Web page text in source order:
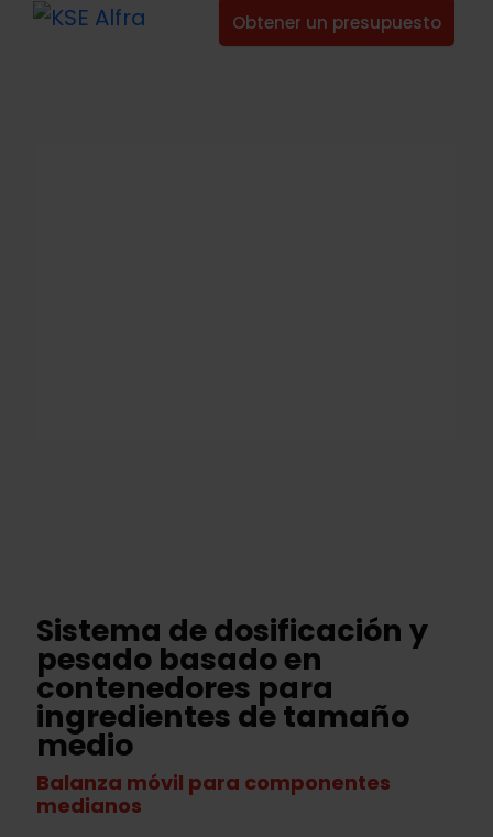
Obtener un presupuesto
Sistema de dosificación y
pesado basado en
contenedores para
ingredientes de tamaño
medio
Balanza móvil para componentes
medianos